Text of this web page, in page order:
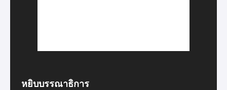
หยิบบรรณาธิการ